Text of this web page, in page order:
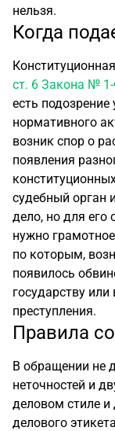
нельзя.
Когда
ст. 6 Закона №
есть
нормативного
возник спор о
появления
судебный орган
дело, но для его
нужно
по которым,
появилось
государству
преступления.
Правила
В обращении не
неточностей и
деловом стиле
делового